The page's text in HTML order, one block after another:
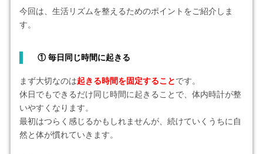
今回は、生活リズムを整えるためのポイントをご紹介しま
す。
①毎日同じ時間に起きる
まず大切なのは起きる時間を固定することです。
休日でもできるだけ同じ時間に起きることで、体内時計が整
いやすくなります。
最初はつらく感じるかもしれませんが、続けていくうちに自
然と体が慣れていきます。